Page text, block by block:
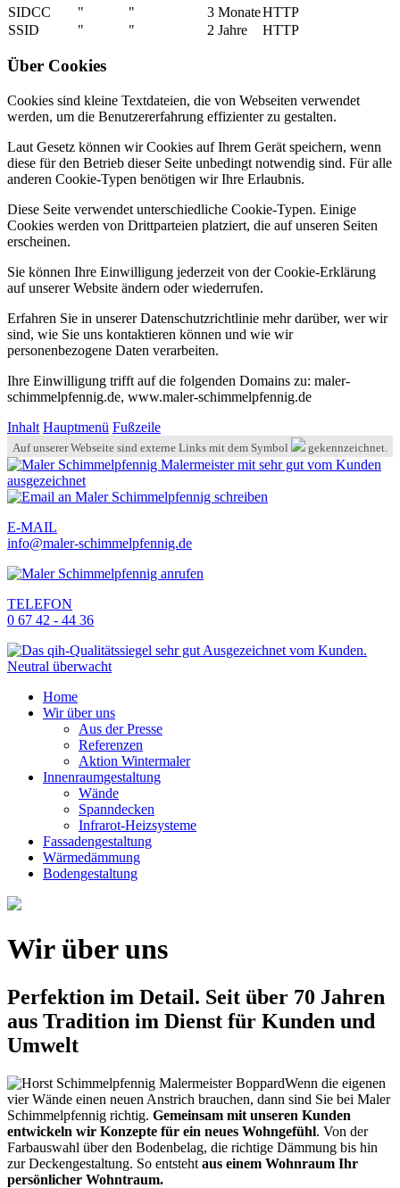
SIDCC
" " 3 MonateHTTP
SSID
" " 2 Jahre HTTP
Über Cookies
Cookies sind kleine Textdateien, die von Webseiten verwendet
werden, um die Benutzererfahrung effizienter zu gestalten.
Laut Gesetz können wir Cookies auf Ihrem Gerät speichern, wenn
diese für den Betrieb dieser Seite unbedingt notwendig sind. Für alle
anderen Cookie-Typen benötigen wir Ihre Erlaubnis.
Diese Seite verwendet unterschiedliche Cookie-Typen. Einige
Cookies werden von Drittparteien platziert, die auf unseren Seiten
erscheinen.
Sie können Ihre Einwilligung jederzeit von der Cookie-Erklärung
auf unserer Website ändern oder wiederrufen.
Erfahren Sie in unserer Datenschutzrichtlinie mehr darüber, wer wir
sind, wie Sie uns kontaktieren können und wie wir
personenbezogene Daten verarbeiten.
Ihre Einwilligung trifft auf die folgenden Domains zu: maler-
schimmelpfennig.de, www.maler-schimmelpfennig.de
Inhalt Hauptmenü Fußzeile
Auf unserer Webseite sind externe Links mit dem Symbol gekennzeichnet.
E-MAIL
info@maler-schimmelpfennig.de
TELEFON
0 67 42 - 44 36
Home
Wir über uns
Aus der Presse
Referenzen
Aktion Wintermaler
Innenraumgestaltung
Wände
Spanndecken
Infrarot-Heizsysteme
Fassadengestaltung
Wärmedämmung
Bodengestaltung
Wir über uns
Perfektion im Detail. Seit über 70 Jahren
aus Tradition im Dienst für Kunden und
Umwelt
Wenn die eigenen
vier Wände einen neuen Anstrich brauchen, dann sind Sie bei Maler
Schimmelpfennig richtig. Gemeinsam mit unseren Kunden
entwickeln wir Konzepte für ein neues Wohngefühl. Von der
Farbauswahl über den Bodenbelag, die richtige Dämmung bis hin
zur Deckengestaltung. So entsteht aus einem Wohnraum Ihr
persönlicher Wohntraum.